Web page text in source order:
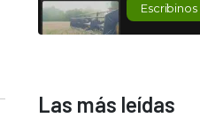
Escribinos
Las más leídas